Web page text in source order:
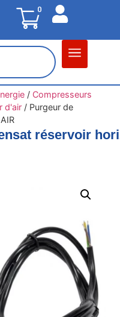
0
/ Compresseurs
d'air/ Purgeur de
réservoir